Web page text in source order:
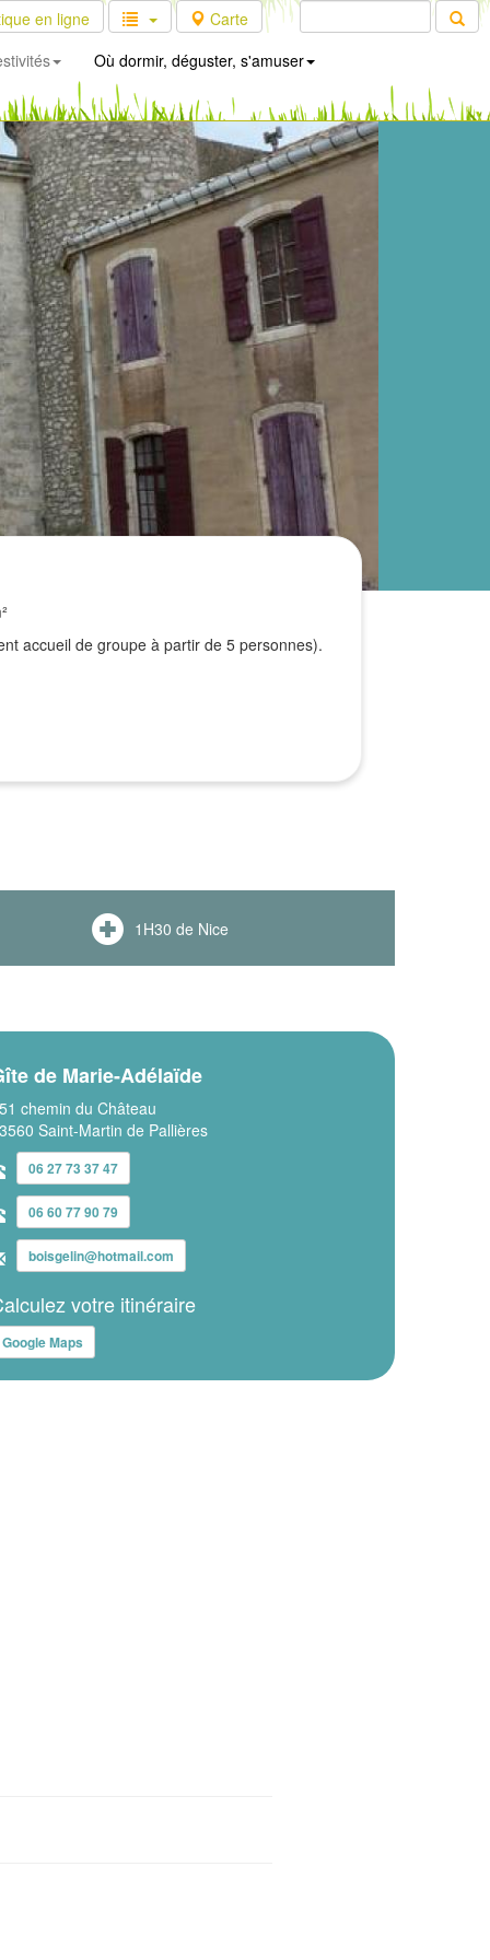
en ligne
Carte
Où dormir, déguster, s'amuser
accueil de groupe à partir de 5 personnes).
1H30 de Nice
de Marie-Adélaïde
chemin du Château
Saint-Martin de Pallières
06 27 73 37 47
06 60 77 90 79
boisgelin@hotmail.com
votre itinéraire
Google Maps